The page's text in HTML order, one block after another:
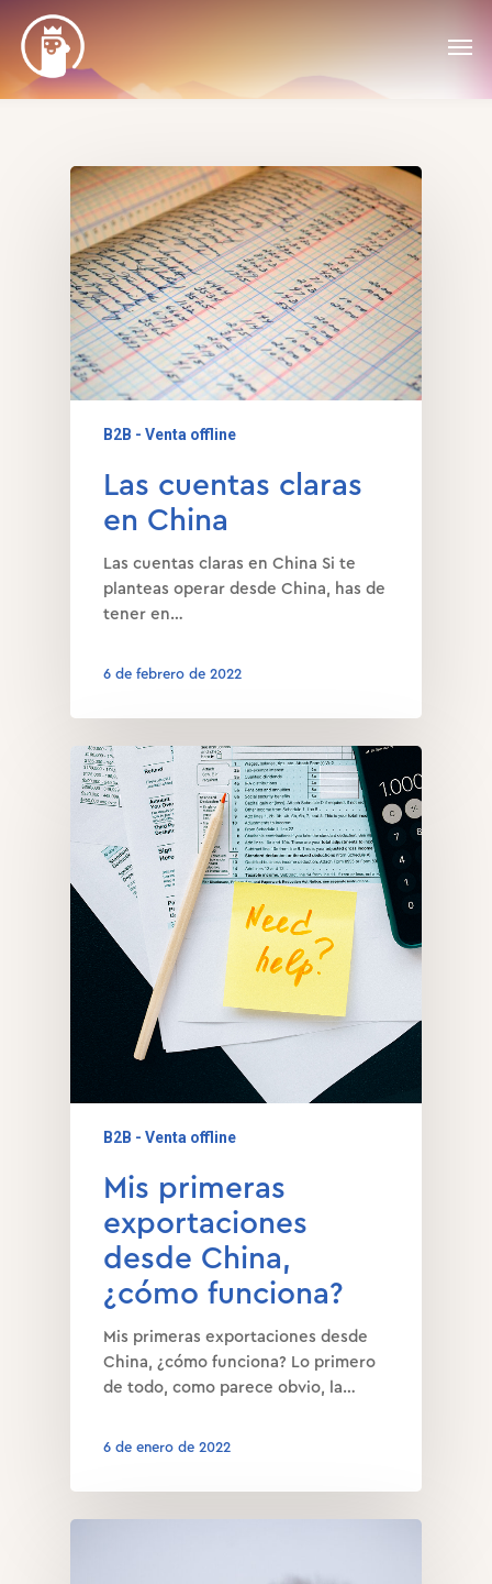
B2B - Venta offline
Las cuentas claras
en China
Las cuentas claras en China Si te
planteas operar desde China, has de
tener en…
6 de febrero de 2022
B2B - Venta offline
Mis primeras
exportaciones
desde China,
¿cómo funciona?
Mis primeras exportaciones desde
China, ¿cómo funciona? Lo primero
de todo, como parece obvio, la…
6 de enero de 2022